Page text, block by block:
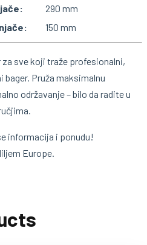
290 mm
150 mm
za sve koji traže profesionalni,
Pruža maksimalnu
održavanje – bilo da radite u
informacija i ponudu!
Europe.